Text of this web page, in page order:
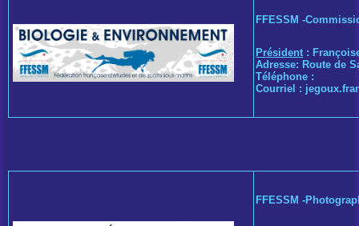
FFESSM -
Président :
Adresse: Route de
Téléphone :
Courriel :
FFESSM -